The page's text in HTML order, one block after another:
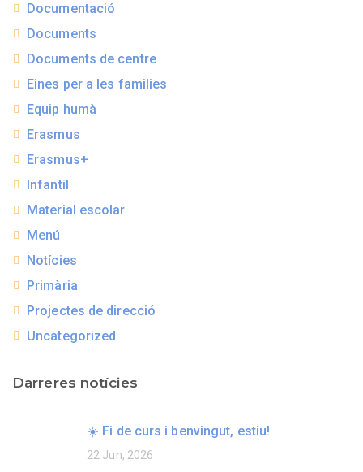
Documentació
Documents
Documents de centre
Eines per a les families
Equip humà
Erasmus
Erasmus+
Infantil
Material escolar
Menú
Notícies
Primària
Projectes de direcció
Uncategorized
Darreres notícies
☀️ Fi de curs i benvingut, estiu!
22 Jun, 2026